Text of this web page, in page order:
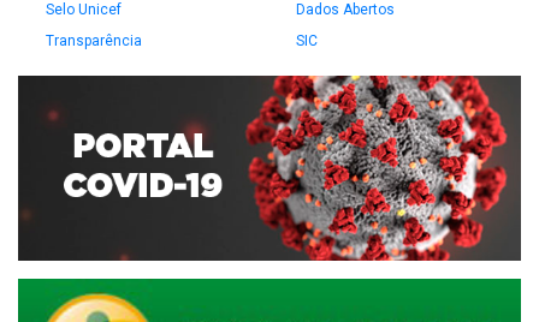
Selo Unicef
Dados Abertos
Transparência
SIC